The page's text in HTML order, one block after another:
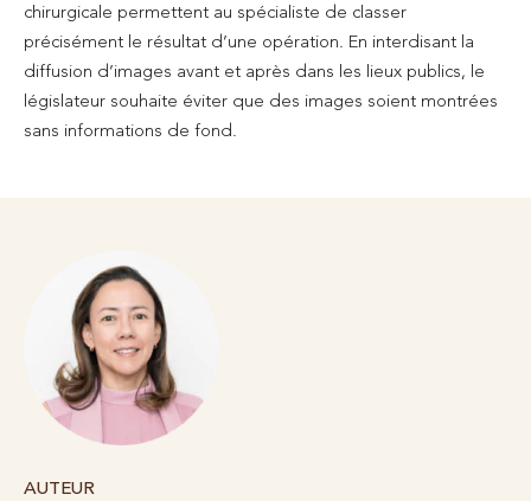
chirurgicale permettent au spécialiste de classer
précisément le résultat d’une opération. En interdisant la
diffusion d’images avant et après dans les lieux publics, le
législateur souhaite éviter que des images soient montrées
sans informations de fond.
AUTEUR